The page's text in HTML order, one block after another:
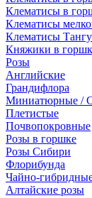
Клематисы в
Клематисы
Клематисы
Княжики в
Розы
Английские
Грандифлора
Миниатюрные /
Плетистые
Почвопокровные
Розы в горшке
Розы Сибири
Флорибунда
Чайно-
Алтайские розы